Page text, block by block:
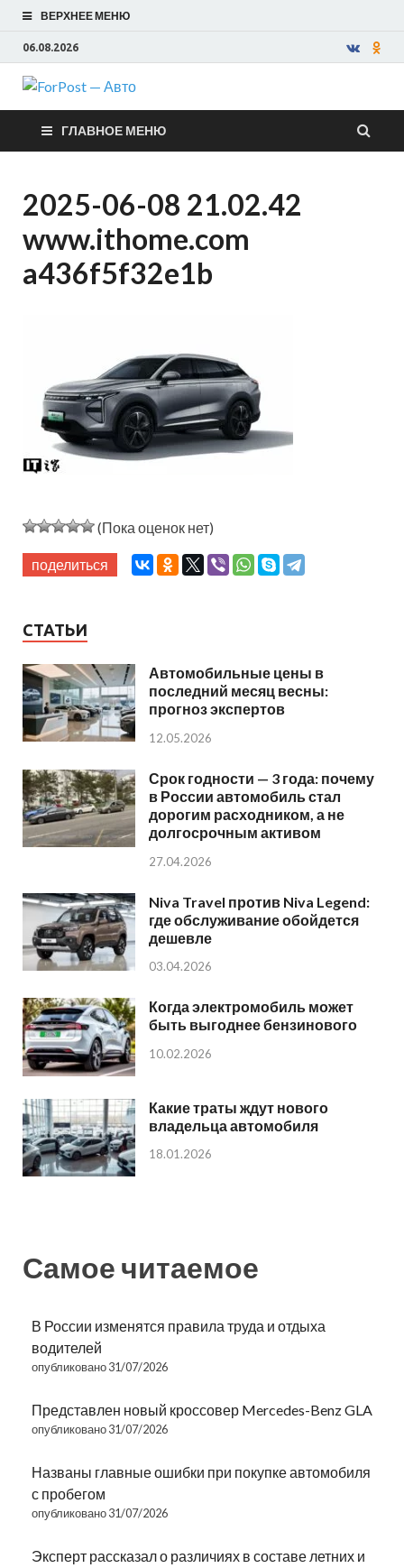
ВЕРХНЕЕ МЕНЮ
06.08.2026
ForPost —
Авто
ГЛАВНОЕ МЕНЮ
2025-06-08 21.02.42
www.ithome.com
a436f5f32e1b
(Пока оценок нет)
поделиться
СТАТЬИ
Автомобильные цены в
последний месяц весны:
прогноз экспертов
12.05.2026
Срок годности — 3 года: почему
в России автомобиль стал
дорогим расходником, а не
долгосрочным активом
27.04.2026
Niva Travel против Niva Legend:
где обслуживание обойдется
дешевле
03.04.2026
Когда электромобиль может
быть выгоднее бензинового
10.02.2026
Какие траты ждут нового
владельца автомобиля
18.01.2026
Самое читаемое
В России изменятся правила труда и отдыха
водителей
опубликовано 31/07/2026
Представлен новый кроссовер Mercedes-Benz GLA
опубликовано 31/07/2026
Названы главные ошибки при покупке автомобиля
с пробегом
опубликовано 31/07/2026
Эксперт рассказал о различиях в составе летних и